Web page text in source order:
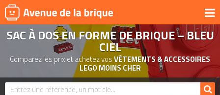
UNIVERS
PRODUITS DÉRIVÉS
NOUVEAUTÉS
LEGO 2026
SAC À DOS EN FORME DE BRIQUE – BLEU
CIEL
Comparez les prix et achetez vosVÊTEMENTS & ACCESSOIRES
LEGO MOINS CHER